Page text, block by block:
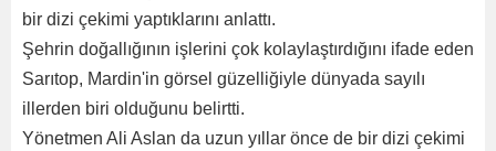
bir dizi çekimi yaptıklarını anlattı.
Şehrin doğallığının işlerini çok kolaylaştırdığını ifade eden
Sarıtop, Mardin'in görsel güzelliğiyle dünyada sayılı
illerden biri olduğunu belirtti.
Yönetmen Ali Aslan da uzun yıllar önce de bir dizi çekimi